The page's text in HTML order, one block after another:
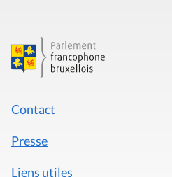
Contact
Presse
Liens utiles